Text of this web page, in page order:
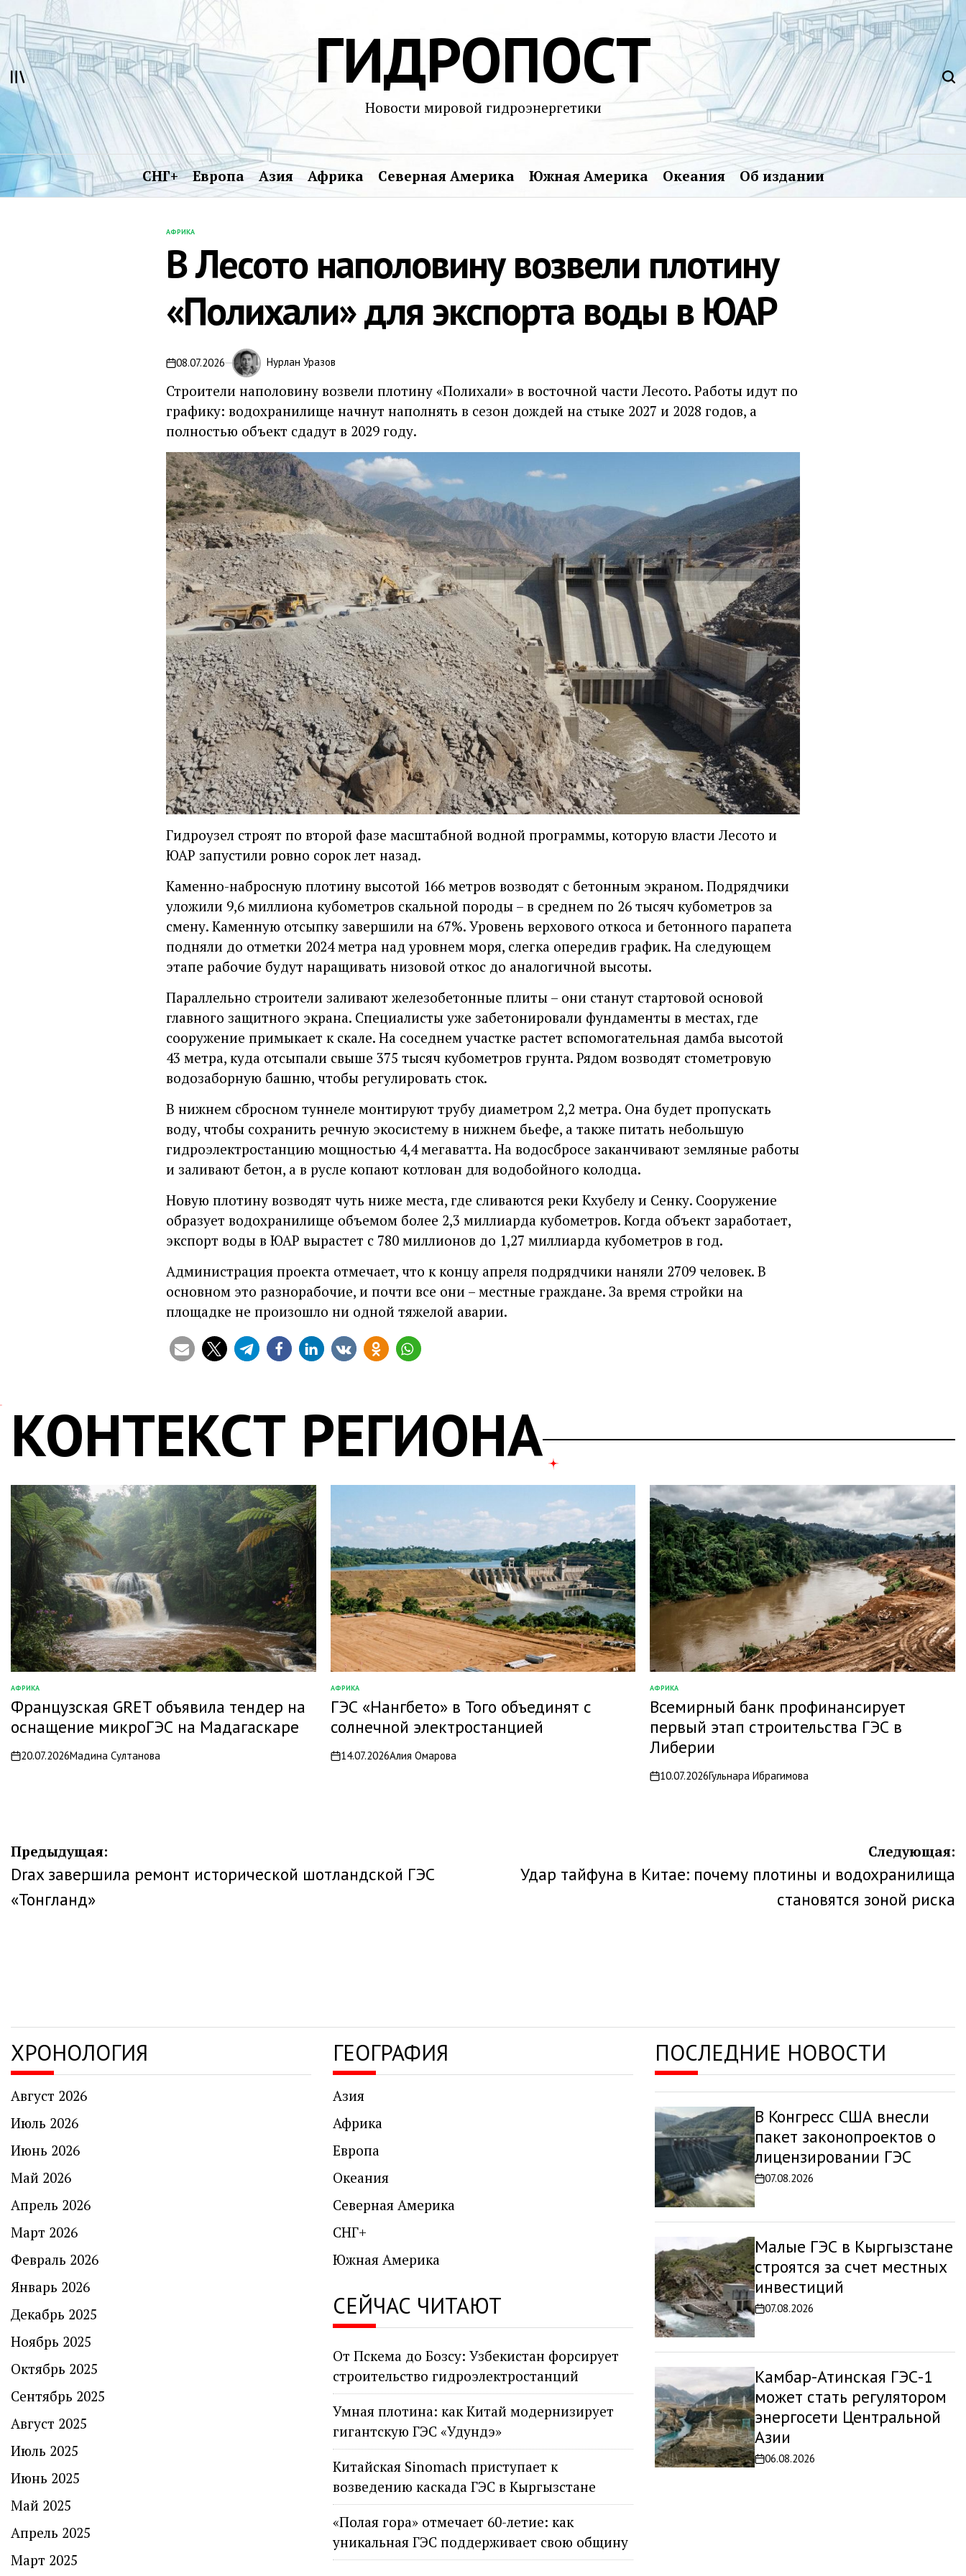
Перейти
к
содержимому
ГИДРОПОСТ
Новости мировой гидроэнергетики
СНГ+ Европа Азия Африка Северная Америка Южная Америка Океания Об издании
ОПУБЛИКОВАНО
АФРИКА
В Лесото наполовину возвели плотину
«Полихали» для экспорта воды в ЮАР
08.07.2026 Нурлан Уразов
Строители наполовину возвели плотину «Полихали» в восточной части Лесото. Работы идут по
графику: водохранилище начнут наполнять в сезон дождей на стыке 2027 и 2028 годов, а
полностью объект сдадут в 2029 году.
Гидроузел строят по второй фазе масштабной водной программы, которую власти Лесото и
ЮАР запустили ровно сорок лет назад.
Каменно-набросную плотину высотой 166 метров возводят с бетонным экраном. Подрядчики
уложили 9,6 миллиона кубометров скальной породы – в среднем по 26 тысяч кубометров за
смену. Каменную отсыпку завершили на 67%. Уровень верхового откоса и бетонного парапета
подняли до отметки 2024 метра над уровнем моря, слегка опередив график. На следующем
этапе рабочие будут наращивать низовой откос до аналогичной высоты.
Параллельно строители заливают железобетонные плиты – они станут стартовой основой
главного защитного экрана. Специалисты уже забетонировали фундаменты в местах, где
сооружение примыкает к скале. На соседнем участке растет вспомогательная дамба высотой
43 метра, куда отсыпали свыше 375 тысяч кубометров грунта. Рядом возводят стометровую
водозаборную башню, чтобы регулировать сток.
В нижнем сбросном туннеле монтируют трубу диаметром 2,2 метра. Она будет пропускать
воду, чтобы сохранить речную экосистему в нижнем бьефе, а также питать небольшую
гидроэлектростанцию мощностью 4,4 мегаватта. На водосбросе заканчивают земляные работы
и заливают бетон, а в русле копают котлован для водобойного колодца.
Новую плотину возводят чуть ниже места, где сливаются реки Кхубелу и Сенку. Сооружение
образует водохранилище объемом более 2,3 миллиарда кубометров. Когда объект заработает,
экспорт воды в ЮАР вырастет с 780 миллионов до 1,27 миллиарда кубометров в год.
Администрация проекта отмечает, что к концу апреля подрядчики наняли 2709 человек. В
основном это разнорабочие, и почти все они – местные граждане. За время стройки на
площадке не произошло ни одной тяжелой аварии.
КОНТЕКСТ РЕГИОНА
ОПУБЛИКОВАНО
В
АФРИКА
Французская GRET объявила тендер на
оснащение микроГЭС на Мадагаскаре
on20.07.2026Мадина Султанова
ОПУБЛИКОВАНО
В
АФРИКА
ГЭС «Нангбето» в Того объединят с
солнечной электростанцией
on14.07.2026Алия Омарова
ОПУБЛИКОВАНО
В
АФРИКА
Всемирный банк профинансирует
первый этап строительства ГЭС в
Либерии
on10.07.2026Гульнара Ибрагимова
Навигация
по
записям
Предыдущая:
Drax завершила ремонт исторической шотландской ГЭС
«Тонгланд»
Следующая:
Удар тайфуна в Китае: почему плотины и водохранилища
становятся зоной риска
ХРОНОЛОГИЯ
Август 2026
Июль 2026
Июнь 2026
Май 2026
Апрель 2026
Март 2026
Февраль 2026
Январь 2026
Декабрь 2025
Ноябрь 2025
Октябрь 2025
Сентябрь 2025
Август 2025
Июль 2025
Июнь 2025
Май 2025
Апрель 2025
Март 2025
ГЕОГРАФИЯ
Азия
Африка
Европа
Океания
Северная Америка
СНГ+
Южная Америка
СЕЙЧАС ЧИТАЮТ
От Пскема до Бозсу: Узбекистан форсирует
строительство гидроэлектростанций
Умная плотина: как Китай модернизирует
гигантскую ГЭС «Удундэ»
Китайская Sinomach приступает к
возведению каскада ГЭС в Кыргызстане
«Полая гора» отмечает 60-летие: как
уникальная ГЭС поддерживает свою общину
ПОСЛЕДНИЕ НОВОСТИ
В Конгресс США внесли
пакет законопроектов о
лицензировании ГЭС
Дата
записи
07.08.2026
Малые ГЭС в Кыргызстане
строятся за счет местных
инвестиций
Дата
записи
07.08.2026
Камбар-Атинская ГЭС-1
может стать регулятором
энергосети Центральной
Азии
Дата
06.08.2026